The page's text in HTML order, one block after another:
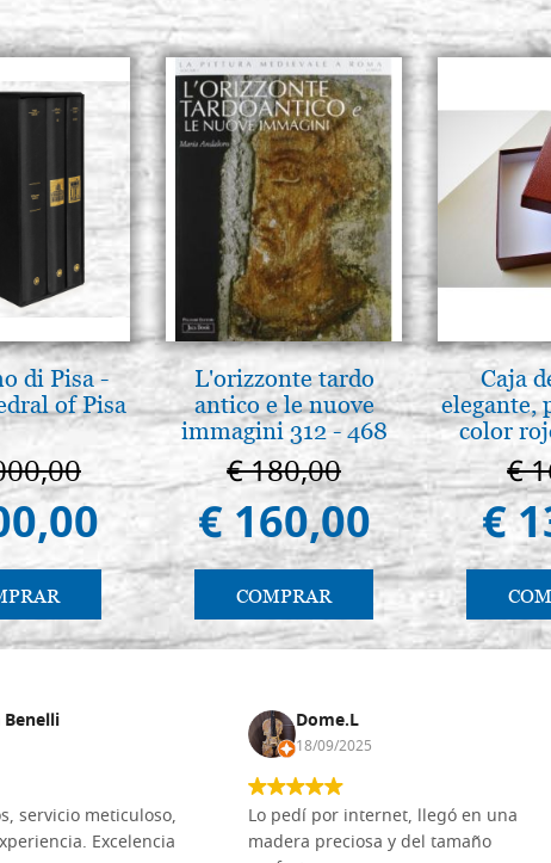
di Pisa -
of Pisa
L'orizzonte tardo
antico e le nuove
immagini 312 - 468
€ 180,00
€ 160,00
COMPRAR
Caja
elegante,
color
€
€
servicio meticuloso,
Excelencia
Dome.L
18/09/2025
Lo pedí por internet, llegó en una
madera preciosa y del tamaño